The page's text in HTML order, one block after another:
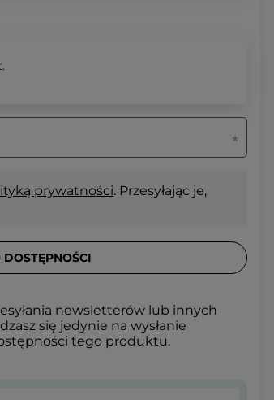
prywatności. Przesyłając je,
newsletterów lub innych
się jedynie na wysłanie
tego produktu.